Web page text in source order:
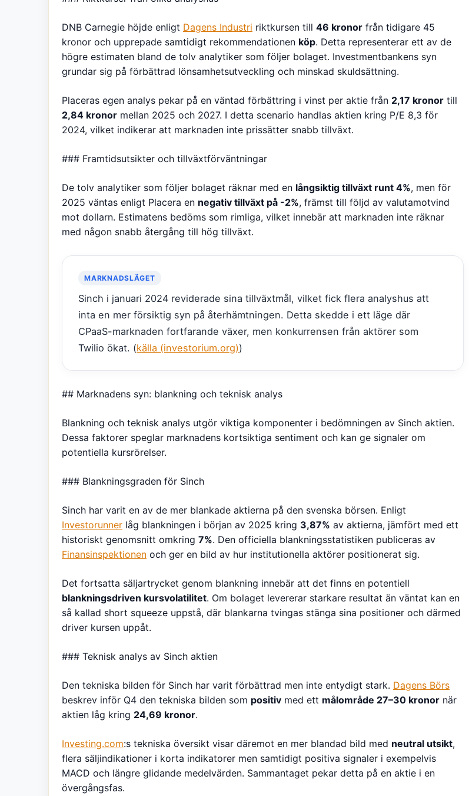
DNB Carnegie höjde enligt Dagens Industri riktkursen till 46 kronor från tidigare 45
kronor och upprepade samtidigt rekommendationen köp. Detta representerar ett av de
högre estimaten bland de tolv analytiker som följer bolaget. Investmentbankens syn
grundar sig på förbättrad lönsamhetsutveckling och minskad skuldsättning.
Placeras egen analys pekar på en väntad förbättring i vinst per aktie från 2,17 kronor till
2,84 kronor mellan 2025 och 2027. I detta scenario handlas aktien kring P/E 8,3 för
2024, vilket indikerar att marknaden inte prissätter snabb tillväxt.
### Framtidsutsikter och tillväxtförväntningar
De tolv analytiker som följer bolaget räknar med en långsiktig tillväxt runt 4%, men för
2025 väntas enligt Placera en negativ tillväxt på -2%, främst till följd av valutamotvind
mot dollarn. Estimatens bedöms som rimliga, vilket innebär att marknaden inte räknar
med någon snabb återgång till hög tillväxt.
MARKNADSLÄGET
Sinch i januari 2024 reviderade sina tillväxtmål, vilket fick flera analyshus att
inta en mer försiktig syn på återhämtningen. Detta skedde i ett läge där
CPaaS-marknaden fortfarande växer, men konkurrensen från aktörer som
Twilio ökat. (källa (investorium.org))
## Marknadens syn: blankning och teknisk analys
Blankning och teknisk analys utgör viktiga komponenter i bedömningen av Sinch aktien.
Dessa faktorer speglar marknadens kortsiktiga sentiment och kan ge signaler om
potentiella kursrörelser.
### Blankningsgraden för Sinch
Sinch har varit en av de mer blankade aktierna på den svenska börsen. Enligt
Investorunner låg blankningen i början av 2025 kring 3,87% av aktierna, jämfört med ett
historiskt genomsnitt omkring 7%. Den officiella blankningsstatistiken publiceras av
Finansinspektionen och ger en bild av hur institutionella aktörer positionerat sig.
Det fortsatta säljartrycket genom blankning innebär att det finns en potentiell
blankningsdriven kursvolatilitet. Om bolaget levererar starkare resultat än väntat kan en
så kallad short squeeze uppstå, där blankarna tvingas stänga sina positioner och därmed
driver kursen uppåt.
### Teknisk analys av Sinch aktien
Den tekniska bilden för Sinch har varit förbättrad men inte entydigt stark. Dagens Börs
beskrev inför Q4 den tekniska bilden som positiv med ett målområde 27–30 kronor när
aktien låg kring 24,69 kronor.
Investing.com:s tekniska översikt visar däremot en mer blandad bild med neutral utsikt,
flera säljindikationer i korta indikatorer men samtidigt positiva signaler i exempelvis
MACD och längre glidande medelvärden. Sammantaget pekar detta på en aktie i en
övergångsfas.